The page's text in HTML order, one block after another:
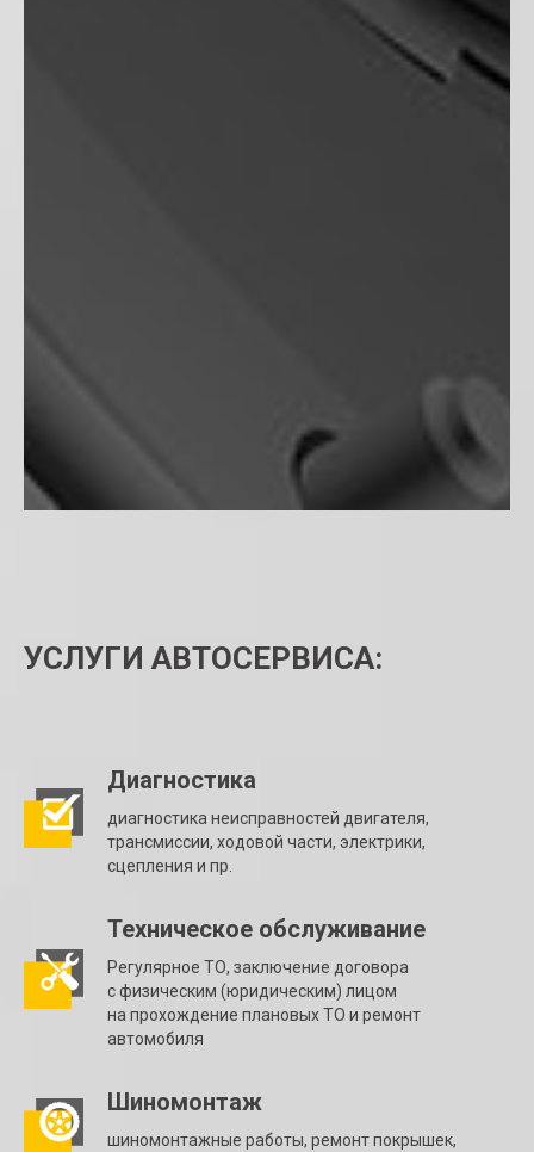
УСЛУГИ АВТОСЕРВИСА:
Диагностика
диагностика неисправностей двигателя,
трансмиссии, ходовой части, электрики,
сцепления и пр.
Техническое обслуживание
Регулярное ТО, заключение договора
с физическим (юридическим) лицом
на прохождение плановых ТО и ремонт
автомобиля
Шиномонтаж
шиномонтажные работы, ремонт покрышек,